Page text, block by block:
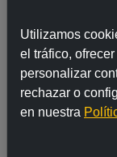
Viernes
La 1
Viernes
Utilizamos
el tráfico,
personalizar
rechazar o
en nuestra